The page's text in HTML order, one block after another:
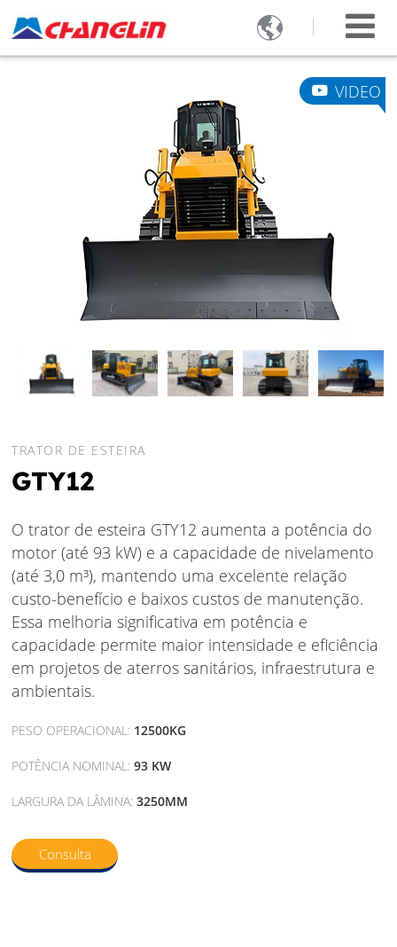

TRATOR DE ESTEIRA
GTY12
O trator de esteira GTY12 aumenta a potência do
motor (até 93 kW) e a capacidade de nivelamento
(até 3,0 m³), mantendo uma excelente relação
custo-benefício e baixos custos de manutenção.
Essa melhoria significativa em potência e
capacidade permite maior intensidade e eficiência
em projetos de aterros sanitários, infraestrutura e
ambientais.
PESO OPERACIONAL: 12500KG
POTÊNCIA NOMINAL:93 KW
LARGURA DA LÂMINA:3250MM
Consulta
VIDEO